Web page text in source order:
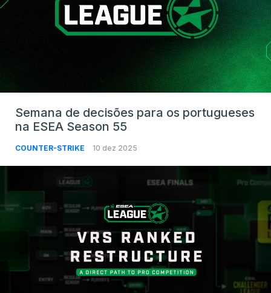
Semana de decisões para os portugueses
na ESEA Season 55
COUNTER-STRIKE 10 dez 2025